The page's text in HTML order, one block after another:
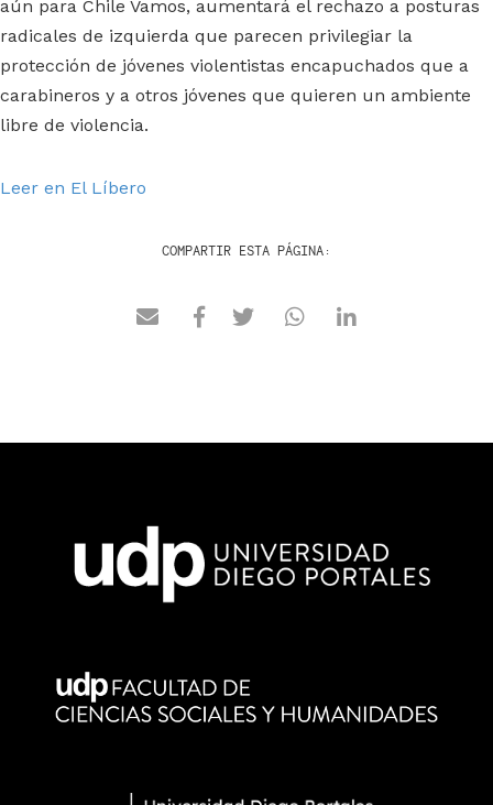
aún para Chile Vamos, aumentará el rechazo a posturas
radicales de izquierda que parecen privilegiar la
protección de jóvenes violentistas encapuchados que a
carabineros y a otros jóvenes que quieren un ambiente
libre de violencia.
Leer en El Líbero
COMPARTIR ESTA PÁGINA: